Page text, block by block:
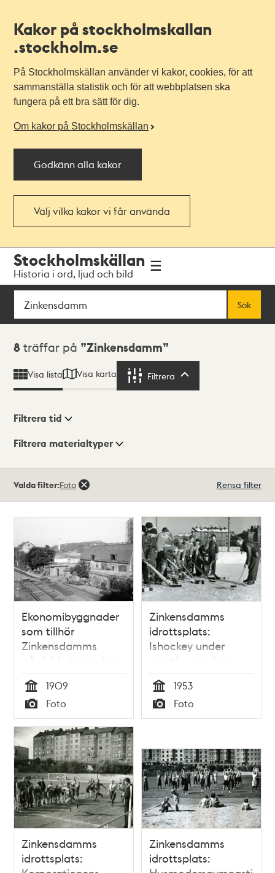
Kakor på stockholmskallan
.stockholm.se
På Stockholmskällan använder vi kakor, cookies, för att
sammanställa statistik och för att webbplatsen ska
fungera på ett bra sätt för dig.
Om kakor på Stockholmskällan
Godkänn alla kakor
Välj vilka kakor vi får använda
navigationen
huvudinnehållet
Stockholmskällan
Historia i ord, ljud och bild
Sök
Sök
Sökresultat
8 träffar på Zinkensdamm
Visa lista Visa karta Filtrera
Visningsläge
Filtrera tid
Filtrera materialtyper
träffar
Valda filter:Foto Rensa filter
Ekonomibyggnader
som tillhör
Zinkensdamms
gård. I bakgrunden
Tantoberget
Tid
1909
Typ
Foto
Zinkensdamms
idrottsplats:
Ishockey under
sportlovsveckan
1953
Tid
1953
Typ
Foto
Zinkensdamms
idrottsplats:
Zinkensdamms
idrottsplats: